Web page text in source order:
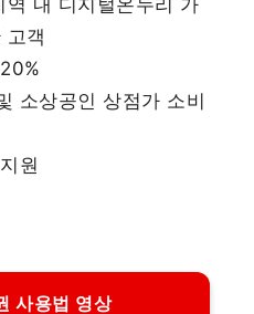
고객
소상공인 상점가 소비
원
사용법 영상